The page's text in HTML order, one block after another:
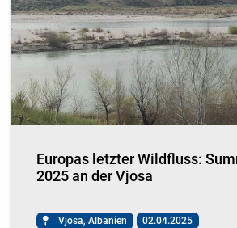
Europas letzter Wildfluss:
2025 an der Vjosa
Vjosa, Albanien 02.04.2025